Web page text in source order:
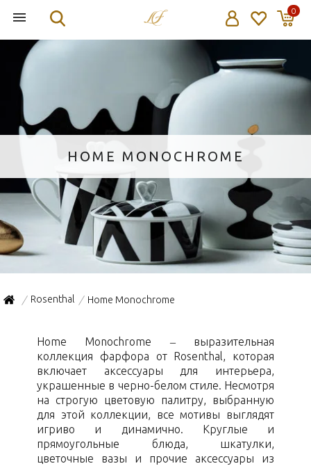
0
HOME MONOCHROME
/ Rosenthal / Home Monochrome
Home Monochrome – выразительная
коллекция фарфора от Rosenthal, которая
включает аксессуары для интерьера,
украшенные в черно-белом стиле. Несмотря
на строгую цветовую палитру, выбранную
для этой коллекции, все мотивы выглядят
игриво и динамично. Круглые и
прямоугольные блюда, шкатулки,
цветочные вазы и прочие аксессуары из